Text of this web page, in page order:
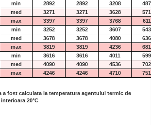
min 2892 2892 3208
med
3271 3271 3628
max
3397 3397 3768
min 3252 3252 3607
med
3678 3678 4080
max
3819 3819 4236
min 3616 3616 4011
med
4090 4090 4536
max
4246 4246 4710
a fost calculata la temperatura agentului termic de
20°C